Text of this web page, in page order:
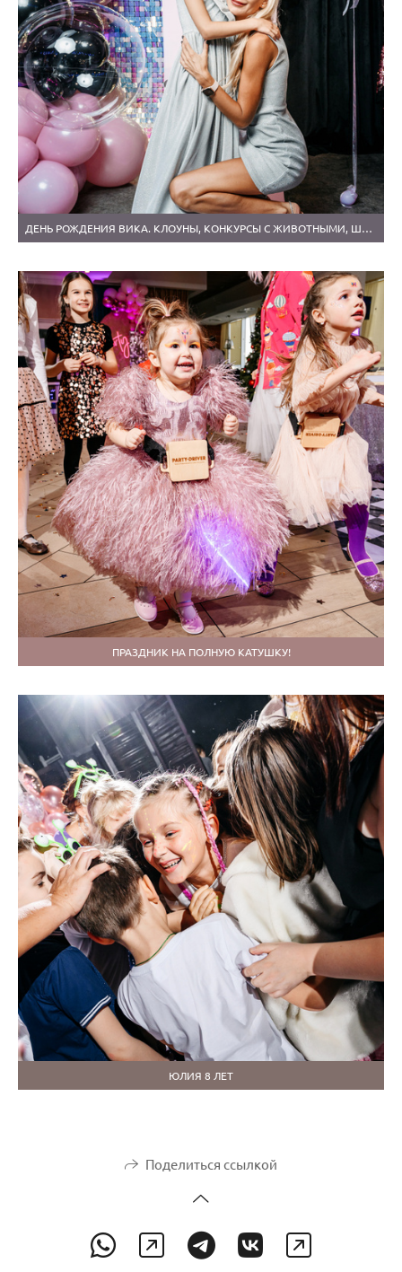
ДЕНЬ РОЖДЕНИЯ ВИКА. КЛОУНЫ, КОНКУРСЫ С ЖИВОТНЫМИ, ШИКАРНЫЙ ТОРТ
ПРАЗДНИК НА ПОЛНУЮ КАТУШКУ!
ЮЛИЯ 8 ЛЕТ
Поделиться ссылкой